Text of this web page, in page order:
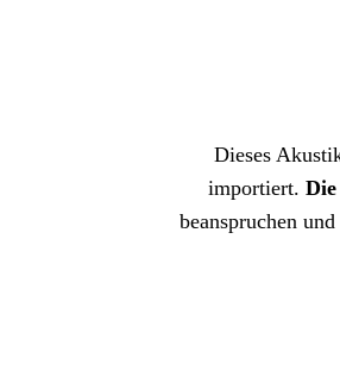
Dieses
importiert.
beanspruchen